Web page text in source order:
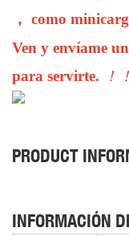
， como
Ven y envíame
para servirte.
！
PRODUCT
INFORMACIÓN